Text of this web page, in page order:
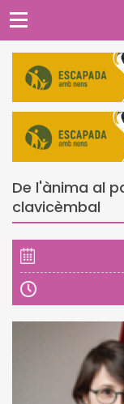
De l'ànima al
clavicèmbal